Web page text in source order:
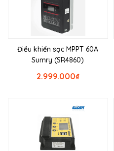
Điều khiển sạc MPPT 60A
Sumry (SR4860)
₫
2.999.000